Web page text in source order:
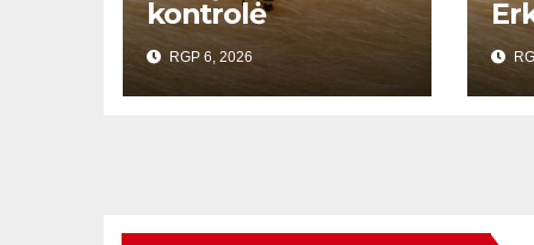
kontrolė
RGP 6, 2026